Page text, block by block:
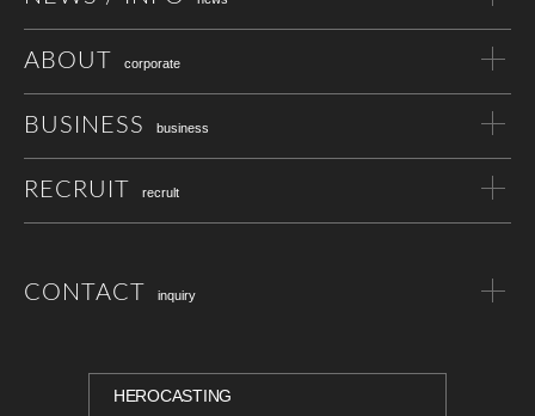
ABOUT corporate
BUSINESS business
RECRUIT recrult
CONTACT inquiry
HEROCASTING